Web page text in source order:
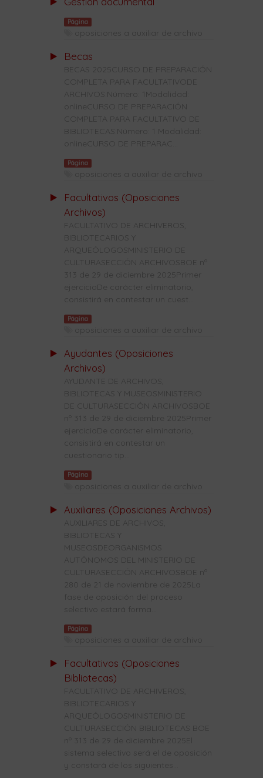
Página
oposiciones a auxiliar de archivo
Becas
BECAS 2025CURSO DE PREPARACIÓN
COMPLETA PARA FACULTATIVODE
ARCHIVOS:Número: 1Modalidad:
onlineCURSO DE PREPARACIÓN
COMPLETA PARA FACULTATIVO DE
BIBLIOTECAS:Número: 1 Modalidad:
onlineCURSO DE PREPARAC...
Página
oposiciones a auxiliar de archivo
Facultativos (Oposiciones
Archivos)
FACULTATIVO DE ARCHIVEROS,
BIBLIOTECARIOS Y
ARQUEÓLOGOSMINISTERIO DE
CULTURASECCIÓN ARCHIVOSBOE nº
313 de 29 de diciembre 2025Primer
ejercicioDe carácter eliminatorio,
consistirá en contestar un cuest...
Página
oposiciones a auxiliar de archivo
Ayudantes (Oposiciones
Archivos)
AYUDANTE DE ARCHIVOS,
BIBLIOTECAS Y MUSEOSMINISTERIO
DE CULTURASECCIÓN ARCHIVOSBOE
nº 313 de 29 de diciembre 2025Primer
ejercicioDe carácter eliminatorio,
consistirá en contestar un
cuestionario tip...
Página
oposiciones a auxiliar de archivo
Auxiliares (Oposiciones Archivos)
AUXILIARES DE ARCHIVOS,
BIBLIOTECAS Y
MUSEOSDEORGANISMOS
AUTÓNOMOS DEL MINISTERIO DE
CULTURASECCIÓN ARCHIVOSBOE nº
280 de 21 de noviembre de 2025La
fase de oposición del proceso
selectivo estará forma...
Página
oposiciones a auxiliar de archivo
Facultativos (Oposiciones
Bibliotecas)
FACULTATIVO DE ARCHIVEROS,
BIBLIOTECARIOS Y
ARQUEÓLOGOSMINISTERIO DE
CULTURASECCIÓN BIBLIOTECAS BOE
nº 313 de 29 de diciembre 2025El
sistema selectivo será el de oposición
y constará de los siguientes...